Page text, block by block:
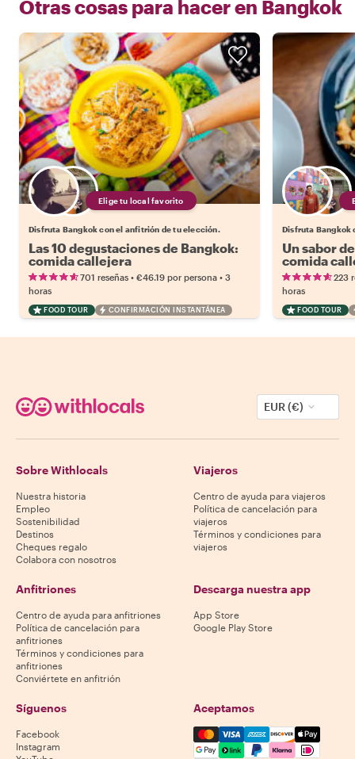
Otras cosas para hacer en Bangkok
Elige tu local favorito
Disfruta Bangkok con el anfitrión de tu elección.
Las 10 degustaciones de Bangkok:
comida callejera
701 reseñas • €46.19 por persona • 3
horas
FOOD TOUR CONFIRMACIÓN INSTANTÁNEA
Disfruta Bangkok
Un sabor
comida
223
horas
FOOD TOUR
EUR (€)
Sobre Withlocals
Nuestra historia
Empleo
Sostenibilidad
Destinos
Cheques regalo
Colabora con nosotros
Viajeros
Centro de ayuda para viajeros
Política de cancelación para
viajeros
Términos y condiciones para
viajeros
Anfitriones
Centro de ayuda para anfitriones
Política de cancelación para
anfitriones
Términos y condiciones para
anfitriones
Conviértete en anfitrión
Descarga nuestra app
App Store
Google Play Store
Síguenos
Facebook
Instagram
Aceptamos
Mastercard, Visa, Amex,